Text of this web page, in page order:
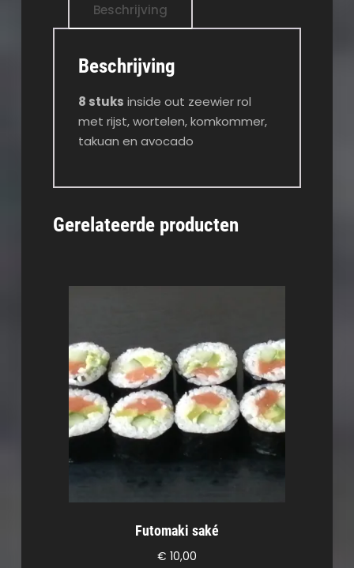
Beschrijving
Beschrijving
8 stuks inside out zeewier rol
met rijst, wortelen, komkommer,
takuan en avocado
Gerelateerde producten
Futomaki saké
€ 10,00